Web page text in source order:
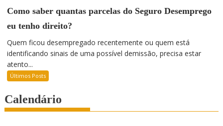
Como saber quantas parcelas do Seguro Desemprego
eu tenho direito?
Quem ficou desempregado recentemente ou quem está
identificando sinais de uma possível demissão, precisa estar
atento...
Últimos Posts
Calendário